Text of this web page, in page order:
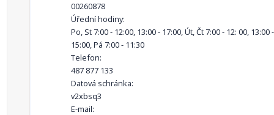
00260878
Úřední hodiny:
Po, St 7:00 - 12:00, 13:00 - 17:00, Út, Čt 7:00 - 12: 00, 13:00 -
15:00, Pá 7:00 - 11:30
Telefon:
487 877 133
Datová schránka:
v2xbsq3
E-mail: